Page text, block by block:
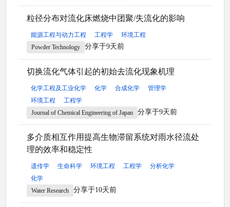
粒径分布对流化床燃烧中团聚/失流化的影响
能源工程与动力工程 工程学
环境工程
Powder Technology
分享于9天前
切换流化气体引起的初始去流化现象机理
化学工程及工业化学 化学 合成化学
管理学
环境工程
工程学
Journal of Chemical Engineering of Japan
分享于9天前
多介质相互作用提高生物滞留系统对雨水径流处
理的效率和稳定性
遗传学 生命科学 环境工程 工程学
分析化学
化学
Water Research
分享于10天前